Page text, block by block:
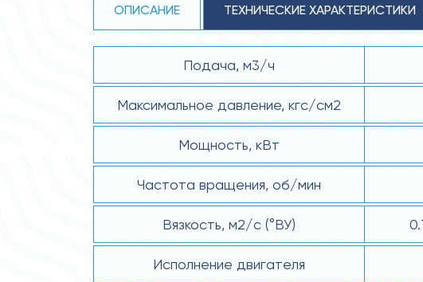
ОПИСАНИЕ ТЕХНИЧЕСКИЕ ХАРАКТЕРИСТИКИ
Подача, м3/ч
Максимальное давление, кгс/см2
Мощность, кВт
Частота вращения, об/мин
Вязкость, м2/с (°ВУ)
Исполнение двигателя